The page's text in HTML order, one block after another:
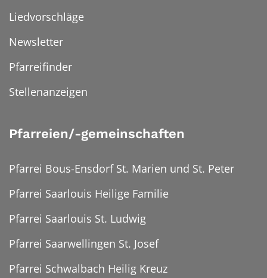
Liedvorschläge
Newsletter
Pfarreifinder
Stellenanzeigen
Pfarreien/-gemeinschaften
Pfarrei Bous-Ensdorf St. Marien und St. Peter
Pfarrei Saarlouis Heilige Familie
Pfarrei Saarlouis St. Ludwig
Pfarrei Saarwellingen St. Josef
Pfarrei Schwalbach Heilig Kreuz